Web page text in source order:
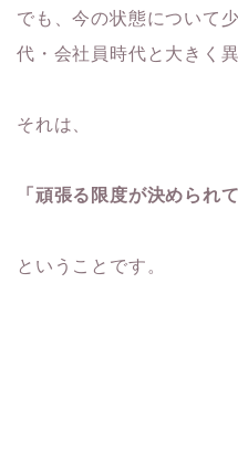
でも、今の状態について
代・会社員時代と大きく
それは、
「頑張る限度が決められ
ということです。